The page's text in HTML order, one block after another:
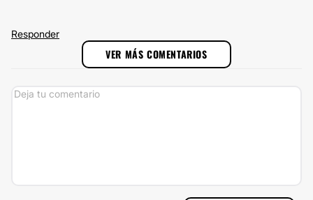
Responder
VER MÁS COMENTARIOS